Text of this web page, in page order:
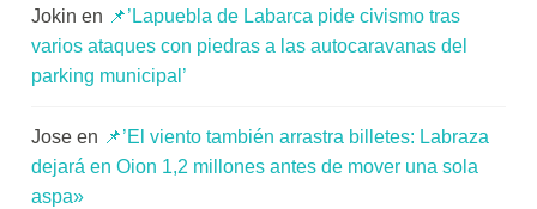
Jokin en 📌’Lapuebla de Labarca pide civismo tras
varios ataques con piedras a las autocaravanas del
parking municipal’
Jose en 📌’El viento también arrastra billetes: Labraza
dejará en Oion 1,2 millones antes de mover una sola
aspa»